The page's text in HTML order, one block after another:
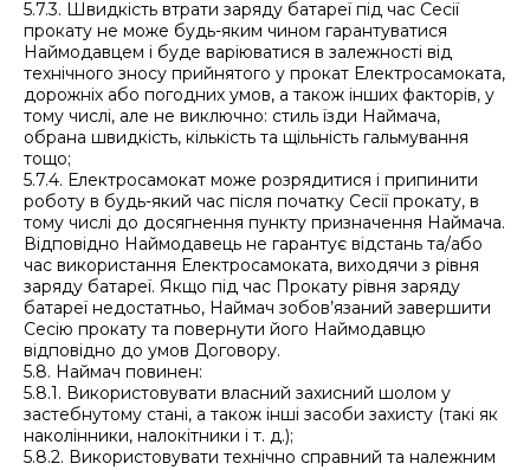
5.7.3. Швидкість втрати заряду батареї під час Сесії
прокату не може будь-яким чином гарантуватися
Наймодавцем і буде варіюватися в залежності від
технічного зносу прийнятого у прокат Електросамоката,
дорожніх або погодних умов, а також інших факторів, у
тому числі, але не виключно: стиль їзди Наймача,
обрана швидкість, кількість та щільність гальмування
тощо;
5.7.4. Електросамокат може розрядитися і припинити
роботу в будь-який час після початку Сесії прокату, в
тому числі до досягнення пункту призначення Наймача.
Відповідно Наймодавець не гарантує відстань та/або
час використання Електросамоката, виходячи з рівня
заряду батареї. Якщо під час Прокату рівня заряду
батареї недостатньо, Наймач зобов’язаний завершити
Сесію прокату та повернути його Наймодавцю
відповідно до умов Договору.
5.8. Наймач повинен:
5.8.1. Використовувати власний захисний шолом у
застебнутому стані, а також інші засоби захисту (такі як
наколінники, налокітники і т. д.);
5.8.2. Використовувати технічно справний та належним